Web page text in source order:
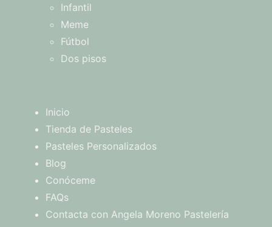
Infantil
Meme
Fútbol
Dos pisos
Inicio
Tienda de Pasteles
Pasteles Personalizados
Blog
Conóceme
FAQs
Contacta con Angela Moreno Pastelería